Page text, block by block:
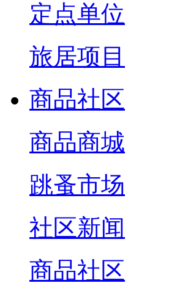
定点单位
旅居项目
商品社区
商品商城
跳蚤市场
社区新闻
商品社区